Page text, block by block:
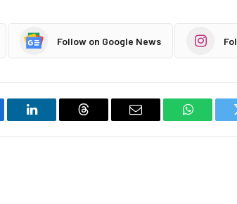
Follow on Google News
LinkedIn Threads Email